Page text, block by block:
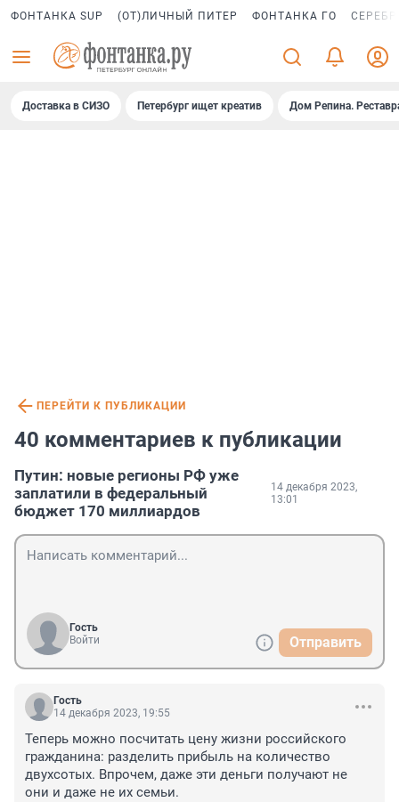
ФОНТАНКА SUP (ОТ)ЛИЧНЫЙ ПИТЕР ФОНТАНКА ГО
Доставка в СИЗО Петербург ищет креатив Дом Репина.
ПЕРЕЙТИ К ПУБЛИКАЦИИ
40 комментариев к публикации
Путин: новые регионы РФ уже
заплатили в федеральный
бюджет 170 миллиардов
14 декабря 2023,
13:01
Гость
Войти
Отправить
Гость
14 декабря 2023, 19:55
Теперь можно посчитать цену жизни российского
гражданина: разделить прибыль на количество
двухсотых. Впрочем, даже эти деньги получают не
они и даже не их семьи.